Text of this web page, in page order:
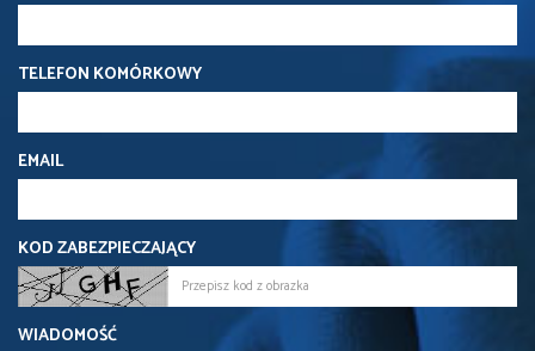
TELEFON KOMÓRKOWY
EMAIL
KOD ZABEZPIECZAJĄCY
WIADOMOŚĆ